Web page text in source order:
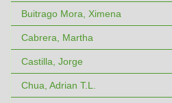
Buitrago Mora, Ximena
Cabrera, Martha
Castilla, Jorge
Chua, Adrian T.L.